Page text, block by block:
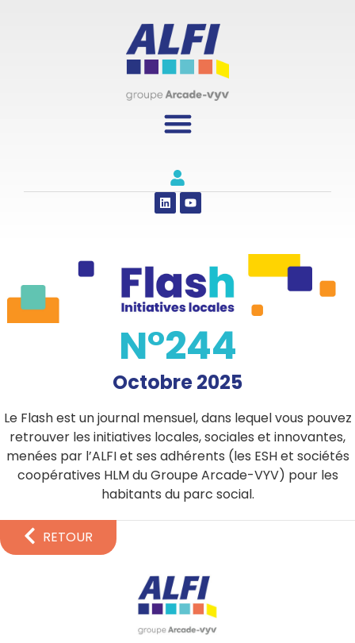
N°244
Octobre 2025
Le Flash est un journal mensuel, dans lequel vous pouvez
retrouver les initiatives locales, sociales et innovantes,
menées par l’ALFI et ses adhérents (les ESH et sociétés
coopératives HLM du Groupe Arcade-VYV) pour les
habitants du parc social.
RETOUR